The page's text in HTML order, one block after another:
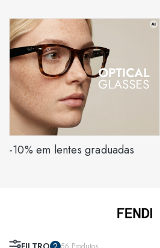
-10% em lentes graduadas